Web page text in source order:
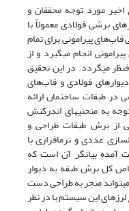
مورد توجه محققان و
برشی فولادی معمولاً با
قابهای پیرامونی برای تمام
انجام می­گیرد و از
می­گردد. در این تحقیق
فولادی و قابهای
در طبقات ساختمان ارائه
به منحنی­های اندرکنش
از برش طبقات طراحی و
عددی و نرم­افزاری با
آمده بیانگر آن است که
کل برش طبقه به دیوار
منجر به طراحی دست
این سیستم با در نظر